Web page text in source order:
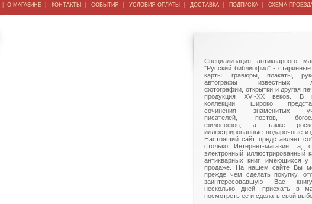
| О МАГАЗИНЕ | КОНТАКТЫ | СОБЫТИЯ | УСЛОВИЯ ОПЛАТЫ | ДОСТАВКА | ПОДПИСКА | СХЕМА
Специализация антикварного
"Русский библиофил" - старинные
карты, гравюры, плакаты,
автографы известных
фотографии, открытки и другая
продукция XVI-XX веков. В
коллекции широко
сочинения знаменитых
писателей, поэтов,
философов, а также
иллюстрированные подарочные
Настоящий сайт представляет
столько Интернет-магазин, а,
электронный иллюстрированный
антикварных книг, имеющихся
продаже. На нашем сайте Вы
прежде чем сделать покупку,
заинтересовавшую Вас
несколько дней, приехать в
посмотреть ее и сделать свой